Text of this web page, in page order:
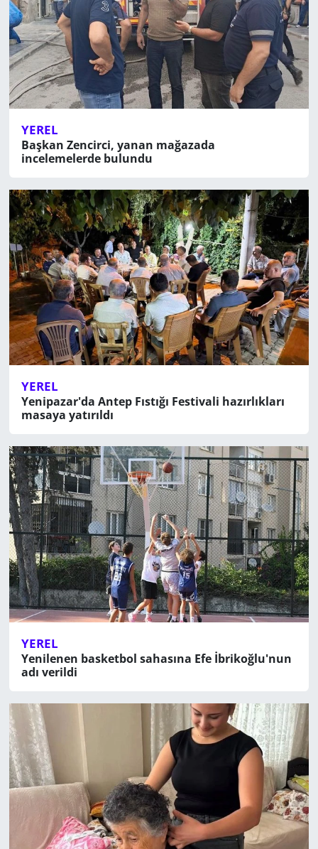
YEREL
Başkan Zencirci, yanan mağazada
incelemelerde bulundu
YEREL
Yenipazar'da Antep Fıstığı Festivali hazırlıkları
masaya yatırıldı
YEREL
Yenilenen basketbol sahasına Efe İbrikoğlu'nun
adı verildi